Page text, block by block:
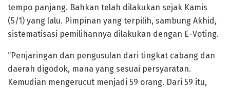
tempo panjang. Bahkan telah dilakukan sejak Kamis
(5/1) yang lalu. Pimpinan yang terpilih, sambung Akhid,
sistematisasi pemilihannya dilakukan dengan E-Voting.
“Penjaringan dan pengusulan dari tingkat cabang dan
daerah digodok, mana yang sesuai persyaratan.
Kemudian mengerucut menjadi 59 orang. Dari 59 itu,